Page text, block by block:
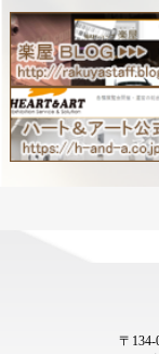
〒